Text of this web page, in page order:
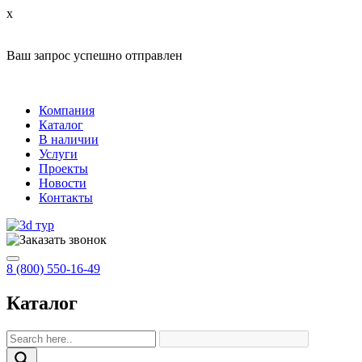
x
Ваш запрос успешно отправлен
Компания
Каталог
В наличии
Услуги
Проекты
Новости
Контакты
8 (800) 550-16-49
Каталог